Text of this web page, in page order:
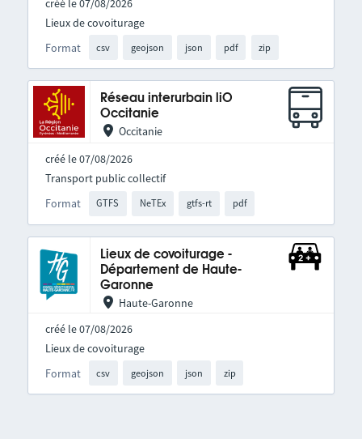
créé le 07/08/2026
Format csv geojson json pdf zip
Lieux de covoiturage
Réseau interurbain liO
Occitanie
Occitanie
créé le 07/08/2026
Format GTFS NeTEx gtfs-rt pdf
Transport public collectif
Lieux de covoiturage -
Département de Haute-
Garonne
Haute-Garonne
créé le 07/08/2026
Format csv geojson json zip
Lieux de covoiturage